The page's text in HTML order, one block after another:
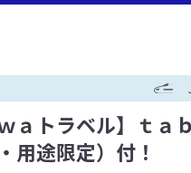
ｗａトラベル】ｔ
用途限定）付！